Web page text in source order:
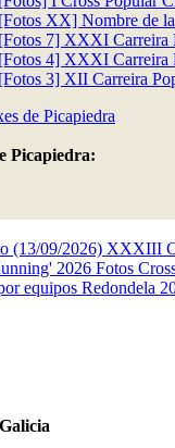
[Fotos XX] Nombre de
[Fotos 7] XXXI Carreira
[Fotos 4] XXXI Carreira
[Fotos 3] XII Carreira
de Picapiedra
Picapiedra:
(13/09/2026) XXXIII
2026 Fotos
equipos Redondela